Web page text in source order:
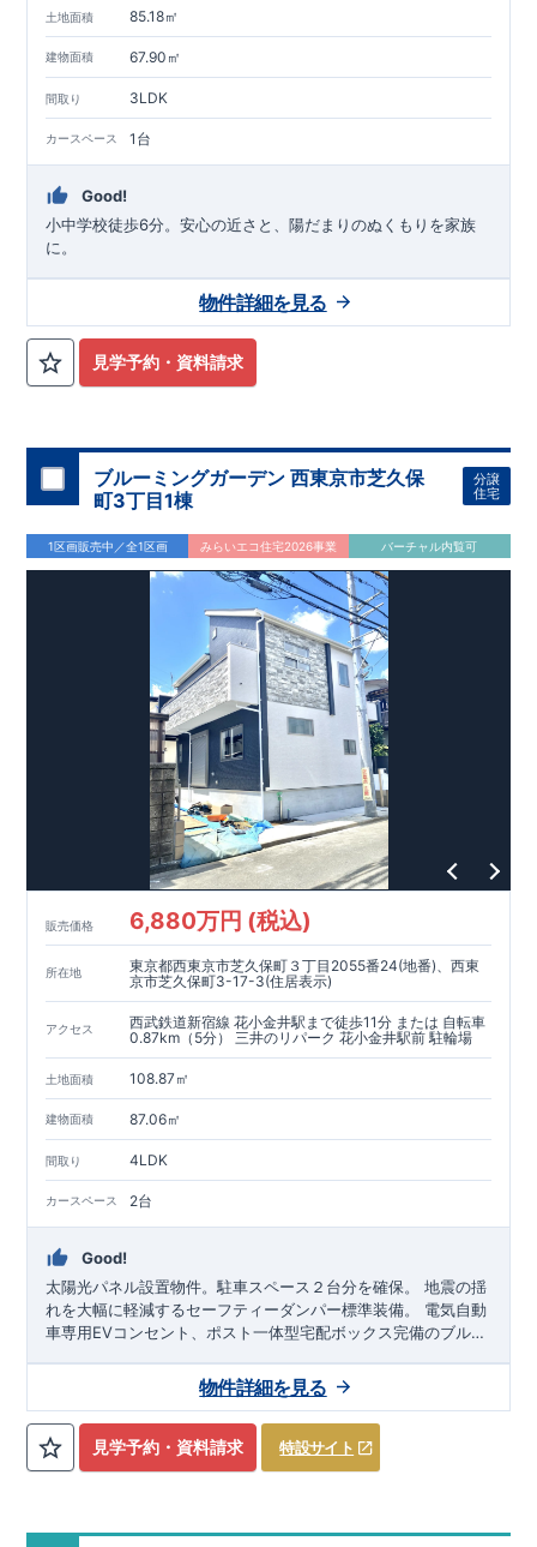
土地面積 85.18㎡
建物面積 67.90㎡
間取り 3LDK
カースペース 1台
Good!
小中学校徒歩6分。安心の近さと、陽だまりのぬくもりを家族
に。
見学予約・資料請求
物件詳細を見る
ブルーミングガーデン 西東京市芝久保
町3丁目1棟
分譲
住宅
1区画販売中／全1区画 みらいエコ住宅2026事業 バーチャル内覧可
販売価格 6,880万円 (税込)
所在地
東京都西東京市芝久保町３丁目2055番24(地番)、西東
京市芝久保町3-17-3(住居表示)
アクセス
西武鉄道新宿線 花小金井駅まで徒歩11分 または 自転車
0.87km（5分） 三井のリパーク 花小金井駅前 駐輪場
土地面積 108.87㎡
建物面積 87.06㎡
間取り 4LDK
カースペース 2台
Good!
太陽光パネル設置物件。駐車スペース２台分を確保。 地震の揺
れを大幅に軽減するセーフティーダンパー標準装備。 電気自動
車専用EVコンセント、ポスト一体型宅配ボックス完備のブルー
https://www.e-blooming.com/bukken/44075025/
見学予約・資料請求 特設サイト
物件詳細を見る